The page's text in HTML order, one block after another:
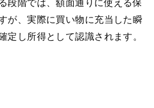
段階では、額面通りに使える保
が、実際に買い物に充当した瞬
定し所得として認識されます。